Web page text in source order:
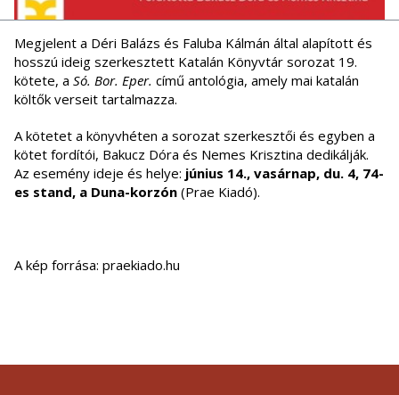
Megjelent a Déri Balázs és Faluba Kálmán által alapított és
hosszú ideig szerkesztett Katalán Könyvtár sorozat 19.
kötete, a Só. Bor. Eper. című antológia, amely mai katalán
költők verseit tartalmazza.
A kötetet a könyvhéten a sorozat szerkesztői és egyben a
kötet fordítói, Bakucz Dóra és Nemes Krisztina dedikálják.
Az esemény ideje és helye: június 14., vasárnap, du. 4, 74-
es stand, a Duna-korzón (Prae Kiadó).
A kép forrása: praekiado.hu